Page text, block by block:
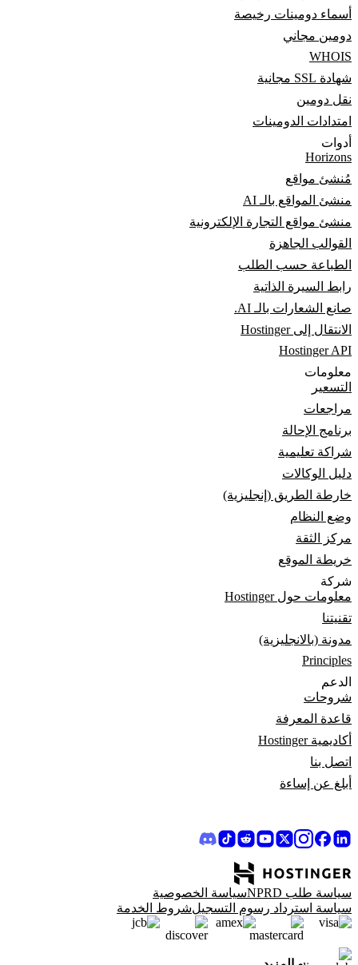
أسماء دومينات رخيصة
دومين مجاني
WHOIS
شهادة SSL مجانية
نقل دومين
امتدادات الدومينات
أدوات
Horizons
مُنشئ مواقع
منشئ المواقع بالـ AI
منشئ مواقع التجارة الإلكترونية
القوالب الجاهزة
الطباعة حسب الطلب
رابط السيرة الذاتية
صانع الشعارات بالـ AI.
الانتقال إلى Hostinger
Hostinger API
معلومات
التسعير
مراجعات
برنامج الإحالة
شراكة تعليمية
دليل الوكالات
خارطة الطريق (إنجليزية)
وضع النظام
مركز الثقة
خريطة الموقع
شركة
معلومات حول Hostinger
تقنيتنا
مدونة (بالانجليزية)
Principles
الدعم
شروحات
قاعدة المعرفة
أكاديمية Hostinger
اتصل بنا
أبلغ عن إساءة
سياسة طلب NPRD
سياسة الخصوصية
سياسة استرداد رسوم التسجيلشروط الخدمة